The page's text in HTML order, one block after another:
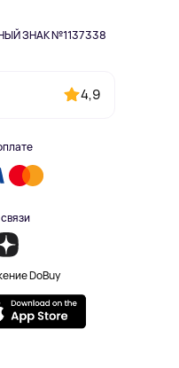
ЗНАК №1137338
4,9
DoBuy
защищены